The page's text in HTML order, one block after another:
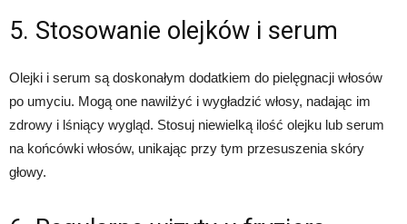
5. Stosowanie olejków i serum
Olejki i serum są doskonałym dodatkiem do pielęgnacji włosów
po umyciu. Mogą one nawilżyć i wygładzić włosy, nadając im
zdrowy i lśniący wygląd. Stosuj niewielką ilość olejku lub serum
na końcówki włosów, unikając przy tym przesuszenia skóry
głowy.